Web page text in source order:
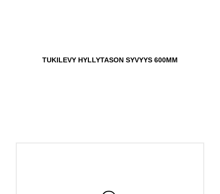
TUKILEVY HYLLYTASON SYVYYS 600MM